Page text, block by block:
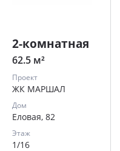
2-комнатная
62.5 м²
Проект
ЖК МАРШАЛ
Дом
Еловая, 82
Этаж
1/16